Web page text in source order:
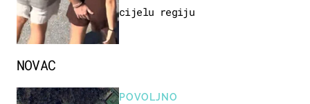
cijelu regiju
NOVAC
POVOLJNO